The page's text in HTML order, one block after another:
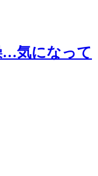
…気になって